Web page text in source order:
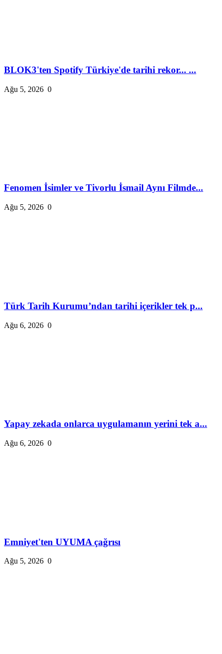
BLOK3'ten Spotify Türkiye'de tarihi rekor... ...
Ağu 5, 2026 0
Fenomen İsimler ve Tivorlu İsmail Aynı Filmde...
Ağu 5, 2026 0
Türk Tarih Kurumu’ndan tarihi içerikler tek p...
Ağu 6, 2026 0
Yapay zekada onlarca uygulamanın yerini tek a...
Ağu 6, 2026 0
Emniyet'ten UYUMA çağrısı
Ağu 5, 2026 0